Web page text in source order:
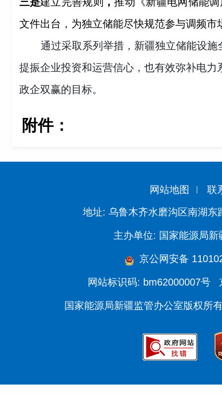
文件出台，为独立储能尽快规范参与调频市
通过采取系列举措，新疆独立储能设
提振企业投资和运营信心，也有效弥补电
政企双赢的目标。
附件：
网站地图 联
地址: 乌鲁木齐水磨沟区南湖东
主办单位: 国家能源局新
京公网安备
网站标识码: bm62000007号
国家能源局新疆监管办公室版权所